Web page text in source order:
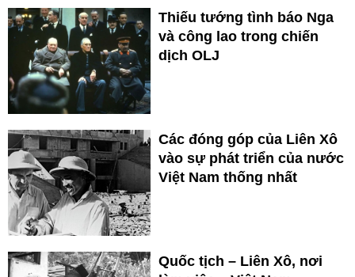
Thiếu tướng tình báo Nga
và công lao trong chiến
dịch OLJ
Các đóng góp của Liên Xô
vào sự phát triển của nước
Việt Nam thống nhất
Quốc tịch – Liên Xô, nơi